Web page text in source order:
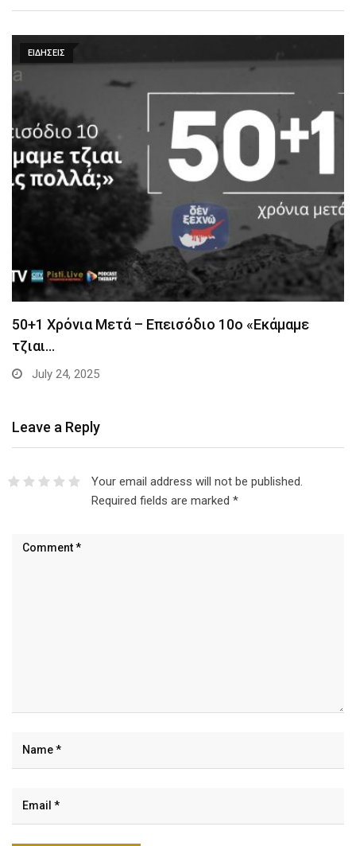
ΕΙΔΗΣΕΙΣ
50+1 Χρόνια Μετά – Επεισόδιο 10ο «Εκάμαμε
τζιαι…
July 24, 2025
Leave a Reply
Your email address will not be published.
Required fields are marked *